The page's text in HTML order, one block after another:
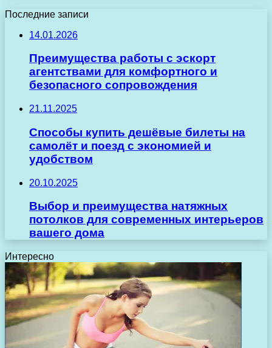
Последние записи
14.01.2026
Преимущества работы с эскорт
агентствами для комфортного и
безопасного сопровождения
21.11.2025
Способы купить дешёвые билеты на
самолёт и поезд с экономией и
удобством
20.10.2025
Выбор и преимущества натяжных
потолков для современных интерьеров
вашего дома
Интересно